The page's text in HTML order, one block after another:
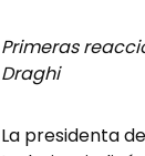
Primeras
Draghi
La presidenta